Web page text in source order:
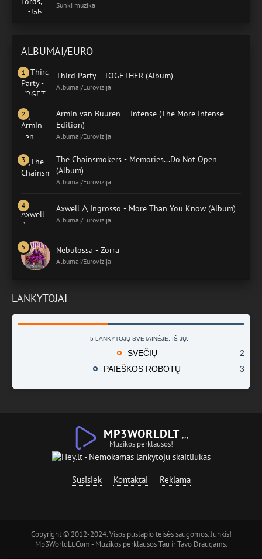
Sunki muzika
ALBUMAI/EURO
Third Party - TOGETHER (Album)
Albumai/Eurovizija
Armin van Buuren – Intense (The More Intense
Edition)
Albumai/Eurovizija
The Chainsmokers - Memories...Do Not Open
(Album)
Albumai/Eurovizija
Axwell /\ Ingrosso - More Than You Know (Album)
Albumai/Eurovizija
Nebulossa - Zorra
Albumai/Eurovizija
LANKYTOJAI
5 LANKYTOJŲ SVETAINĖJE. IŠ JŲ:
SVEČIŲ
2
PAIEŠKOS ROBOTŲ
3
MP3WORLDLT
Muzikos perklausos!
,,,
Susisiek Kontaktai Reklama
Copyright © 2012-2024. Visos puslapio teisės saugomos. Junkis!
Mp3WorldLt.Com - Muzikos perklausos Tau ir Tavo Draugams.